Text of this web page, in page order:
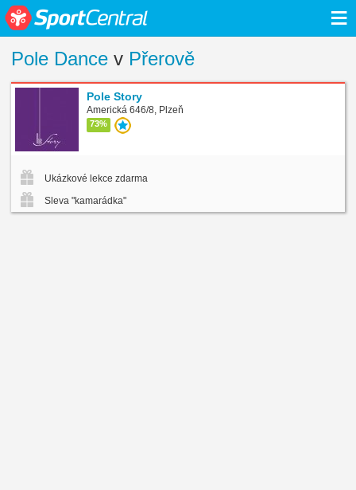
≡
Pole Dance v Přerově
Pole Story
Americká 646/8, Plzeň
73%
Ukázkové lekce zdarma
Sleva "kamarádka"